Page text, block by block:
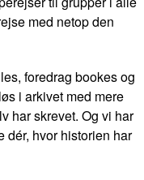
med netop den
foredrag bookes og
i arkivet med mere
har skrevet. Og vi har
hvor historien har